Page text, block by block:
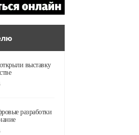
выставку
разработки